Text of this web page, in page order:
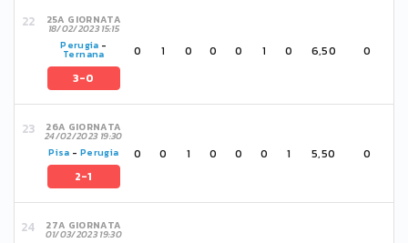
25A GIORNATA
18/02/2023 15:15
Perugia -
Ternana
3-0
0 1 0 0 0 1 0 6,50 0
26A GIORNATA
24/02/2023 19:30
Pisa - Perugia
2-1
0 0 1 0 0 0 1 5,50 0
27A GIORNATA
01/03/2023 19:30